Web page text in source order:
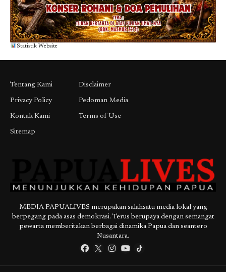
Statistik Website
Tentang Kami
Privacy Policy
Kontak Kami
Sitemap
Disclaimer
Pedoman Media
Terms of Use
MEDIA PAPUALIVES merupakan salahsatu media lokal yang
berpegang pada asas demokrasi. Terus berupaya dengan semangat
pewarta memberitakan berbagai dinamika Papua dan seantero
Nusantara.